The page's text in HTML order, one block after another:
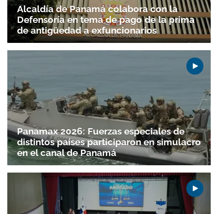
Alcaldía de Panamá colabora con la
Defensoría en tema de pago de la prima
de antigüedad a exfuncionarios
Panamax 2026: Fuerzas especiales de
distintos países participaron en simulacro
en el canal de Panamá